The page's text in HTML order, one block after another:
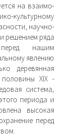
на взаимо­
культурному
научно-
решением ряда
нашим
явлению
деревянная
XIX -
система,
периода и
высо­кая
перед